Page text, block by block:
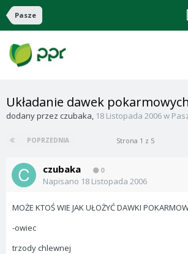
Pasze
Układanie dawek
dodany przez czubaka, 18 Listopada 2006w
POPRZEDNIA Strona 1 z 5
czubaka 0
Napisano 18 Listopada 2006
MOŻE KTOŚ WIE JAK UŁOŻYĆ DAWKI
-owiec
trzody chlewnej